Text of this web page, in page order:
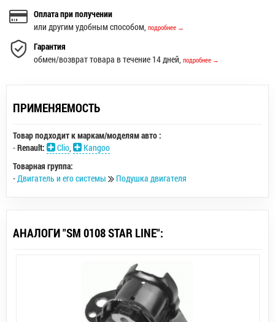
Оплата при получении
или другим удобным способом, подробнее →
Гарантия
обмен/возврат товара в течение 14 дней, подробнее →
ПРИМЕНЯЕМОСТЬ
Товар подходит к маркам/моделям авто :
-Renault: Clio
Kangoo
Товарная группа:
- Двигатель и его системы Подушка двигателя
АНАЛОГИ "SM 0108 STAR LINE":